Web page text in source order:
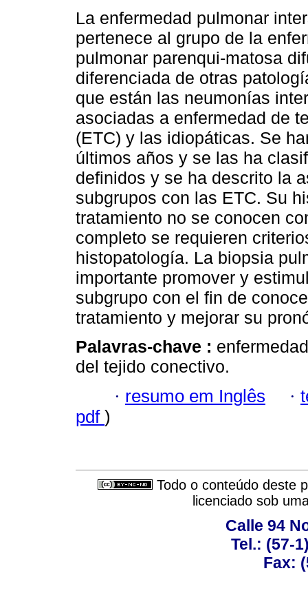
La enfermedad pulmonar
pertenece al grupo de la
pulmonar parenqui-matosa
diferenciada de otras
que están las neumonías
asociadas a enfermedad de
(ETC) y las idiopáticas. Se
últimos años y se las ha
definidos y se ha descrito la
subgrupos con las ETC. Su
tratamiento no se conocen
completo se requieren
histopatología. La biopsia
importante promover y
subgrupo con el fin de
tratamiento y mejorar su
Palavras-chave :
del tejido conectivo.
· resumo em Inglês ·
pdf )
Todo o conteúdo deste
licenciado sob
Calle 94
Tel.: (57-
Fax: